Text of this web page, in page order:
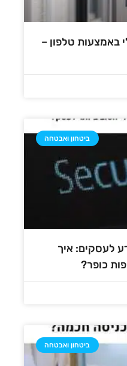
באמצעות טלפון –
ביטחון ואבטחה
לעסקים: איך
כופר?
ביטחון ואבטחה